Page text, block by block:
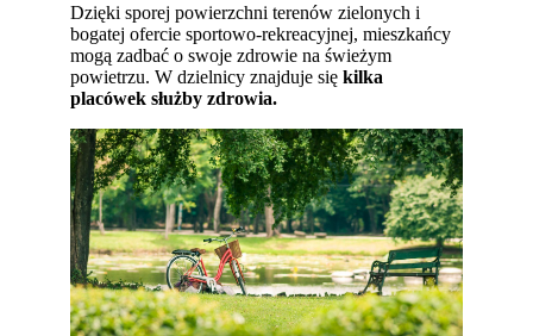
Dzięki sporej powierzchni terenów zielonych i
bogatej ofercie sportowo-rekreacyjnej, mieszkańcy
mogą zadbać o swoje zdrowie na świeżym
powietrzu. W dzielnicy znajduje siękilka
placówek służby zdrowia.